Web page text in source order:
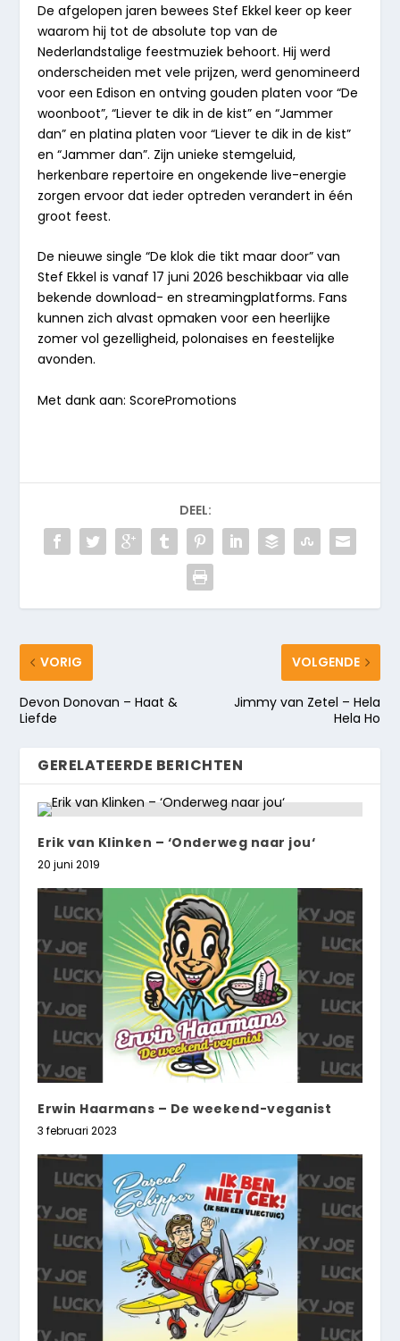
De afgelopen jaren bewees Stef Ekkel keer op keer
waarom hij tot de absolute top van de
Nederlandstalige feestmuziek behoort. Hij werd
onderscheiden met vele prijzen, werd genomineerd
voor een Edison en ontving gouden platen voor “De
woonboot”, “Liever te dik in de kist” en “Jammer
dan” en platina platen voor “Liever te dik in de kist”
en “Jammer dan”. Zijn unieke stemgeluid,
herkenbare repertoire en ongekende live-energie
zorgen ervoor dat ieder optreden verandert in één
groot feest.
De nieuwe single “De klok die tikt maar door” van
Stef Ekkel is vanaf17 juni 2026beschikbaar via alle
bekende download- en streamingplatforms. Fans
kunnen zich alvast opmaken voor een heerlijke
zomer vol gezelligheid, polonaises en feestelijke
avonden.
Met dank aan: ScorePromotions
DEEL:
VORIG
Devon Donovan – Haat &
Liefde
VOLGENDE
Jimmy van Zetel – Hela
Hela Ho
GERELATEERDE BERICHTEN
Erik van Klinken – ‘Onderweg naar jou‘
20 juni 2019
Erwin Haarmans – De weekend-veganist
3 februari 2023